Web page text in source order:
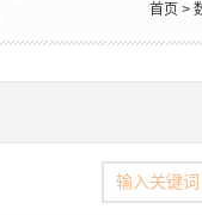
首页 >